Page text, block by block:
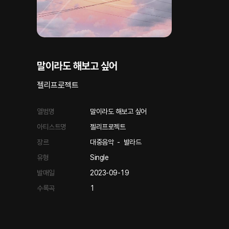
말이라도 해보고 싶어
젤리프로젝트
앨범명
말이라도 해보고 싶어
아티스트명
젤리프로젝트
장르
대중음악- 발라드
유형
Single
발매일
2023-09-19
수록곡
1